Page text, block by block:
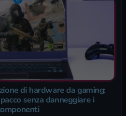
di hardware da gaming:
senza danneggiare i